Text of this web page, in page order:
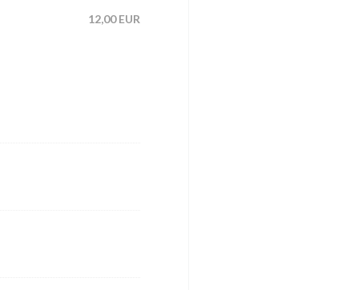
12,00 EUR